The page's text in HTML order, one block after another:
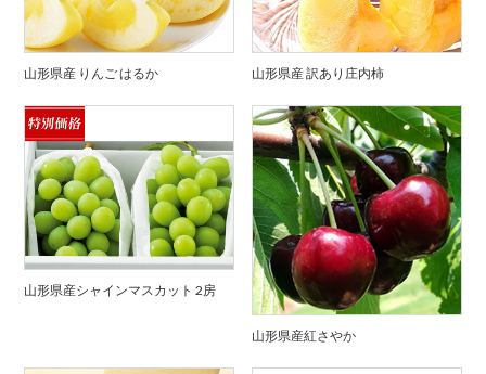
山形県産 りんご はるか 山形県産 訳あり庄内柿
山形県産シャインマスカット 2房
山形県産紅さやか